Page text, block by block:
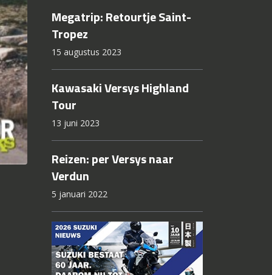
Megatrip: Retourtje Saint-
Tropez
15 augustus 2023
Kawasaki Versys Highland
Tour
13 juni 2023
Reizen: per Versys naar
Verdun
5 januari 2022